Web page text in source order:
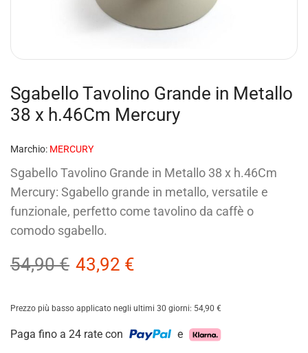
Sgabello Tavolino Grande in Metallo
38 x h.46Cm Mercury
Marchio: MERCURY
Sgabello Tavolino Grande in Metallo 38 x h.46Cm
Mercury: Sgabello grande in metallo, versatile e
funzionale, perfetto come tavolino da caffè o
comodo sgabello.
54,90€ 43,92 €
Prezzo più basso applicato negli ultimi 30 giorni: 54,90 €
Paga fino a 24 rate con e